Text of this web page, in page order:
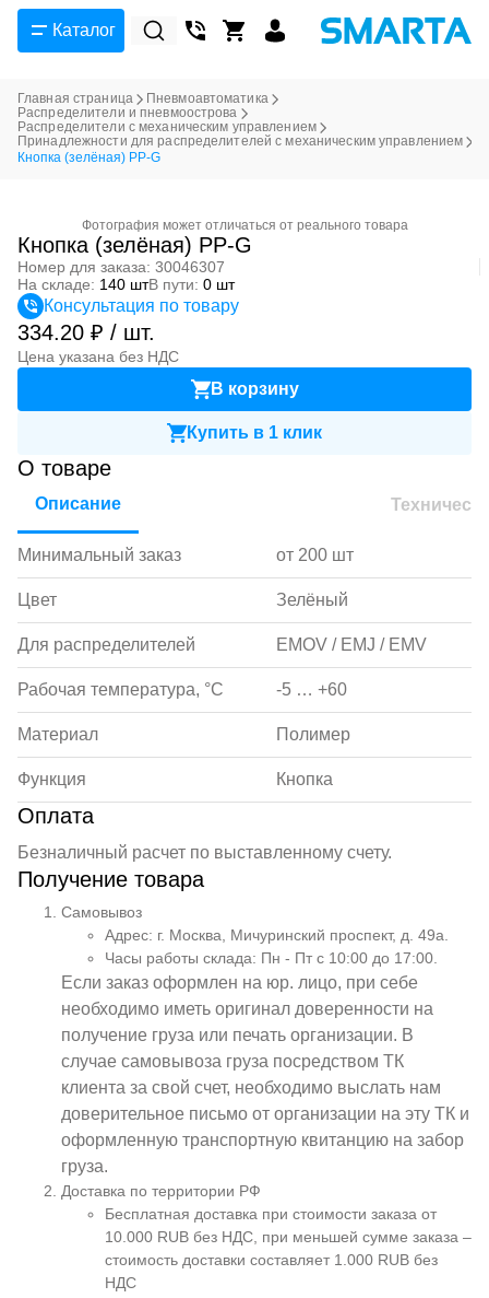
Каталог
Главная страница
Пневмоавтоматика
Распределители и пневмоострова
Распределители с механическим управлением
Принадлежности для распределителей с механическим управлением
Кнопка (зелёная) PP-G
Фотография может отличаться от реального товара
Кнопка (зелёная) PP-G
Номер для заказа: 30046307
На складе: 140 штВ пути: 0 шт
Консультация по товару
334.20 ₽ / шт.
Цена указана без НДС
В корзину
Купить в 1 клик
О товаре
Описание
Минимальный заказ от 200 шт
Цвет Зелёный
Для распределителей EMOV / EMJ / EMV
Рабочая температура, °С -5 … +60
Материал Полимер
Функция Кнопка
Оплата
Безналичный расчет по выставленному счету.
Получение товара
Самовывоз
Адрес: г. Москва, Мичуринский проспект, д. 49а.
Часы работы склада: Пн - Пт с 10:00 до 17:00.
Если заказ оформлен на юр. лицо, при себе
необходимо иметь оригинал доверенности на
получение груза или печать организации. В
случае самовывоза груза посредством ТК
клиента за свой счет, необходимо выслать нам
доверительное письмо от организации на эту ТК и
оформленную транспортную квитанцию на забор
груза.
Доставка по территории РФ
Бесплатная доставка при стоимости заказа от
10.000 RUB без НДС, при меньшей сумме заказа –
стоимость доставки составляет 1.000 RUB без
НДС